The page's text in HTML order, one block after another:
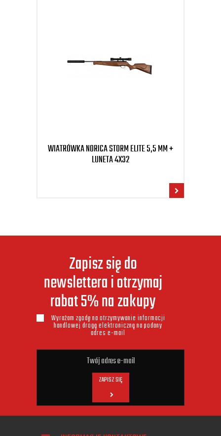
WIATRÓWKA NORICA STORM ELITE 5,5 MM +
LUNETA 4X32
Zapisz się do
newslettera i otrzymaj
rabat 5% na zakupy
Wyrażam zgodę na otrzymywanie informacji
handlowej drogą elektroniczną na podany
adres e-mail
ZAPISZ SIĘ